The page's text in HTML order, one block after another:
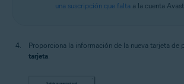
una suscripción que falta a la cuenta Avast.
Proporciona la información de la nueva tarjeta de
tarjeta